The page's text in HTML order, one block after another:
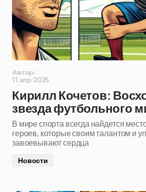
Автор:
11 апр 2025
Кирилл Кочетов:
звезда футбольного
В мире спорта всегда найдется
героев, которые своим талантом и
завоевывают сердца
Новости